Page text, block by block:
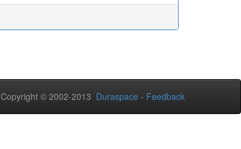
Copyright © 2002-2013 Duraspace - Feedback